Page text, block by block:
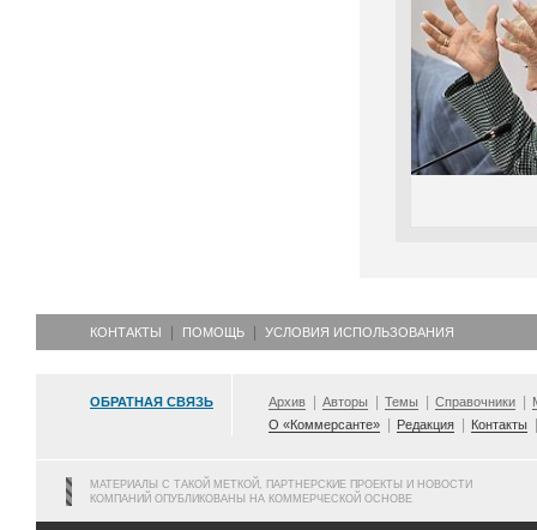
КОНТАКТЫ ПОМОЩЬ УСЛОВИЯ ИСПОЛЬЗОВАНИЯ
ОБРАТНАЯ СВЯЗЬ Архив Авторы Темы Справочники
О «Коммерсанте»
Редакция Контакты
МАТЕРИАЛЫ С ТАКОЙ МЕТКОЙ, ПАРТНЕРСКИЕ ПРОЕКТЫ И НОВОСТИ
КОМПАНИЙ ОПУБЛИКОВАНЫ НА КОММЕРЧЕСКОЙ ОСНОВЕ